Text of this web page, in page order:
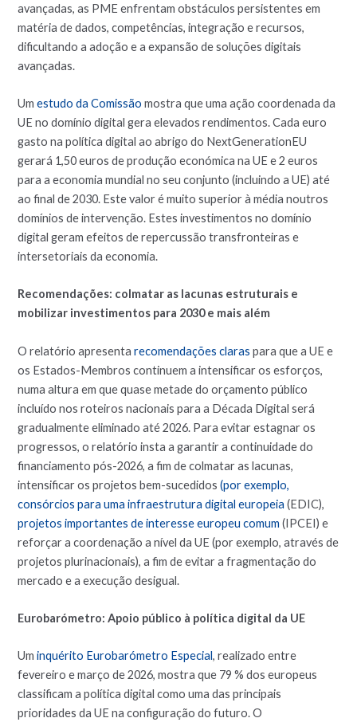
avançadas, as PME enfrentam obstáculos persistentes em
matéria de dados, competências, integração e recursos,
dificultando a adoção e a expansão de soluções digitais
avançadas.
Umestudo da Comissão mostra que uma ação coordenada da
UE no domínio digital gera elevados rendimentos. Cada euro
gasto na política digital ao abrigo do NextGenerationEU
gerará 1,50 euros de produção económica na UE e 2 euros
para a economia mundial no seu conjunto (incluindo a UE) até
ao final de 2030. Este valor é muito superior à média noutros
domínios de intervenção. Estes investimentos no domínio
digital geram efeitos de repercussão transfronteiras e
intersetoriais da economia.
Recomendações: colmatar as lacunas estruturais e
mobilizar investimentos para 2030 e mais além
O relatório apresentarecomendações claras para que a UE e
os Estados-Membros continuem a intensificar os esforços,
numa altura em que quase metade do orçamento público
incluído nos roteiros nacionais para a Década Digital será
gradualmente eliminado até 2026. Para evitar estagnar os
progressos, o relatório insta a garantir a continuidade do
financiamento pós-2026, a fim de colmatar as lacunas,
intensificar os projetos bem-sucedidos(por exemplo,
consórcios para uma infraestrutura digital europeia (EDIC),
projetos importantes de interesse europeu comum (IPCEI) e
reforçar a coordenação a nível da UE (por exemplo, através de
projetos plurinacionais), a fim de evitar a fragmentação do
mercado e a execução desigual.
Eurobarómetro: Apoio público à política digital da UE
Uminquérito Eurobarómetro Especial, realizado entre
fevereiro e março de 2026, mostra que 79 % dos europeus
classificam a política digital como uma das principais
prioridades da UE na configuração do futuro. O